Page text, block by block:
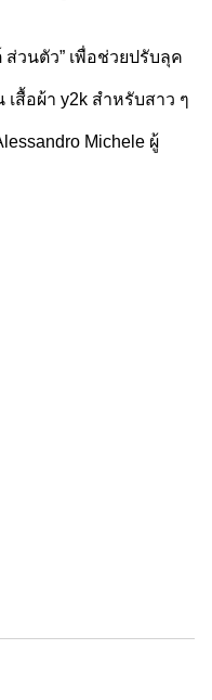
ส่วนตัว” เพื่อช่วยปรับลุค
เสื้อผ้า y2k สำหรับสาว ๆ
Michele ผู้